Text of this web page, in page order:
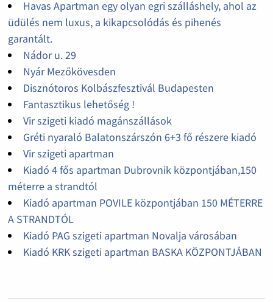
Havas Apartman egy olyan egri szálláshely, ahol az
üdülés nem luxus, a kikapcsolódás és pihenés
garantált.
Nádor u. 29
Nyár Mezőkövesden
Disznótoros Kolbászfesztivál Budapesten
Fantasztikus lehetőség !
Vir szigeti kiadó magánszállások
Gréti nyaraló Balatonszárszón 6+3 fő részere kiadó
Vir szigeti apartman
Kiadó 4 fős apartman Dubrovnik központjában,150
méterre a strandtól
Kiadó apartman POVILE központjában 150 MÉTERRE
A STRANDTÓL
Kiadó PAG szigeti apartman Novalja városában
Kiadó KRK szigeti apartman BASKA KÖZPONTJÁBAN